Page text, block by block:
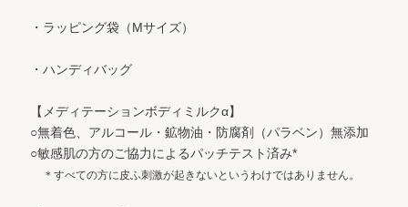
・ラッピング袋（Mサイズ）
・ハンディバッグ
【メディテーションボディミルクα】
○無着色、アルコール・鉱物油・防腐剤（パラベン）無添加
○敏感肌の方のご協力によるパッチテスト済み*
＊すべての方に皮ふ刺激が起きないというわけではありません。